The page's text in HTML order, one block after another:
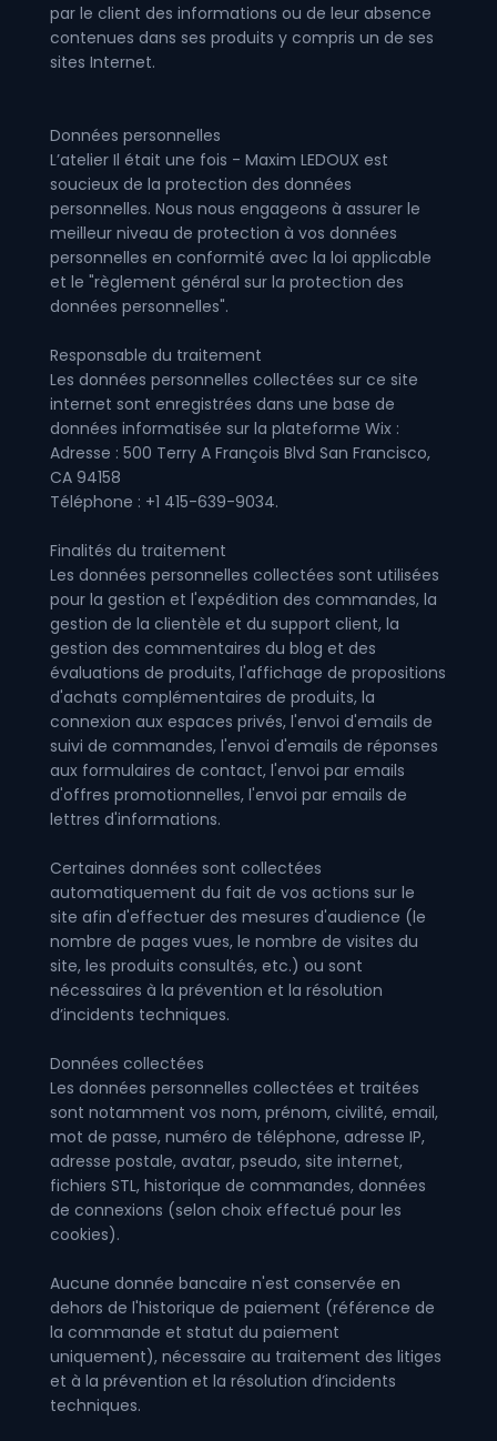
par le client des informations ou de leur absence
contenues dans ses produits y compris un de ses
sites Internet.
Données personnelles
L’atelier Il était une fois - Maxim LEDOUX est
soucieux de la protection des données
personnelles. Nous nous engageons à assurer le
meilleur niveau de protection à vos données
personnelles en conformité avec la loi applicable
et le "règlement général sur la protection des
données personnelles".
Responsable du traitement
Les données personnelles collectées sur ce site
internet sont enregistrées dans une base de
données informatisée sur la plateforme Wix :
Adresse : 500 Terry A François Blvd San Francisco,
CA 94158
Téléphone : +1 415-639-9034.
Finalités du traitement
Les données personnelles collectées sont utilisées
pour la gestion et l'expédition des commandes, la
gestion de la clientèle et du support client, la
gestion des commentaires du blog et des
évaluations de produits, l'affichage de propositions
d'achats complémentaires de produits, la
connexion aux espaces privés, l'envoi d'emails de
suivi de commandes, l'envoi d'emails de réponses
aux formulaires de contact, l'envoi par emails
d'offres promotionnelles, l'envoi par emails de
lettres d'informations.
Certaines données sont collectées
automatiquement du fait de vos actions sur le
site afin d'effectuer des mesures d'audience (le
nombre de pages vues, le nombre de visites du
site, les produits consultés, etc.) ou sont
nécessaires à la prévention et la résolution
d’incidents techniques.
Données collectées
Les données personnelles collectées et traitées
sont notamment vos nom, prénom, civilité, email,
mot de passe, numéro de téléphone, adresse IP,
adresse postale, avatar, pseudo, site internet,
fichiers STL, historique de commandes, données
de connexions (selon choix effectué pour les
cookies).
Aucune donnée bancaire n'est conservée en
dehors de l'historique de paiement (référence de
la commande et statut du paiement
uniquement), nécessaire au traitement des litiges
et à la prévention et la résolution d’incidents
techniques.